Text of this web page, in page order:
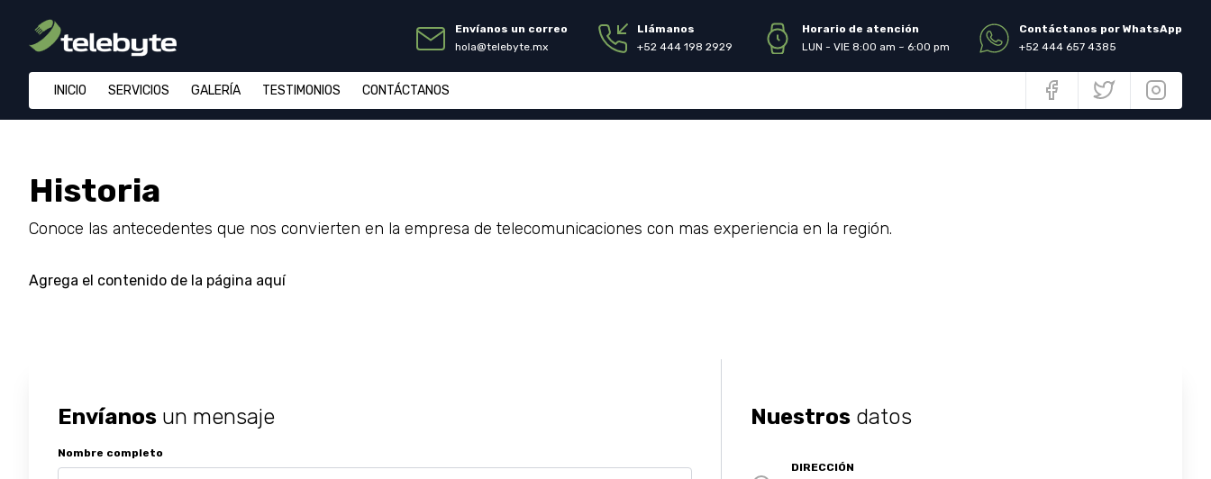
Envíanos un correo
hola@telebyte.mx
Llámanos
+52 444 198 2929
Horario de atención
LUN - VIE 8:00 am ~ 6:00 pm
Contáctanos por WhatsApp
+52 444 657 4385
INICIO SERVICIOS GALERÍA TESTIMONIOS CONTÁCTANOS
Historia
Conoce las antecedentes que nos convierten en la empresa de telecomunicaciones con mas experiencia en la región.
Agrega el contenido de la página aquí
Envíanos un mensaje
Nombre completo
Nuestros datos
DIRECCIÓN